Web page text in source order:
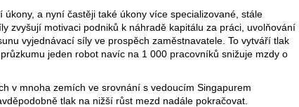
a nyní častěji také úkony více specializované, stále
zvyšují motivaci podniků k náhradě kapitálu za práci, uvolňování
vyjednávací síly ve prospěch zaměstnavatele. To vytváří tlak
jeden robot navíc na 1 000 pracovníků snižuje mzdy o
v mnoha zemích ve srovnání s vedoucím Singapurem
tlak na nižší růst mezd nadále pokračovat.